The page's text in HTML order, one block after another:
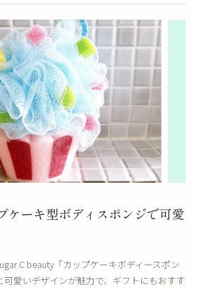
ケーキ型ボディスポンジで可愛
beauty「カップケーキボディースポン
愛いデザインが魅力で、ギフトにもおすす